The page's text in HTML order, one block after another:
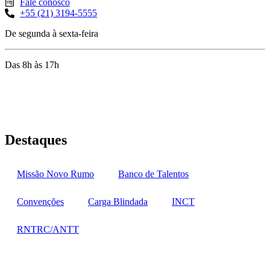
+55 (21) 3194-5555
De segunda à sexta-feira
Das 8h às 17h
Destaques
Missão Novo Rumo Banco de Talentos
Convenções Carga Blindada INCT
RNTRC/ANTT